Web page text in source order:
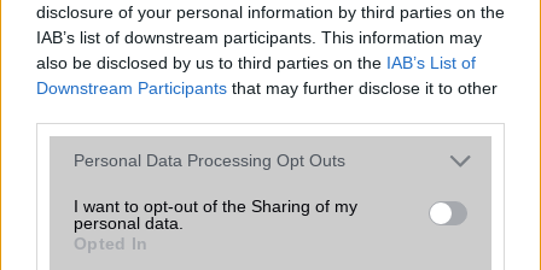
disclosure of your personal information by third parties on the
IAB’s list of downstream participants. This information may
also be disclosed by us to third parties on the IAB’s List of
Downstream Participants that may further disclose it to other
Please note that this website/app uses one or more Google
not limited to your visit or usage behaviour. You may click to
grant or deny consent to Google and its third-party tags to
use your data for below specified purposes in below Google
Personal Data Processing Opt Outs
I want to opt-out of the Sharing of my
personal data.
Opted In
Extrák Hi-Res Wireless audio
EGYÉB
SIM típus Nincs
SIM-ek száma 0
Flight mode